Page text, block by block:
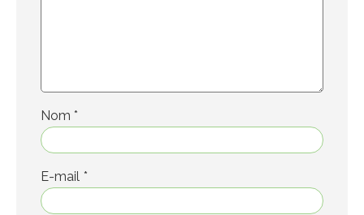
Nom*
E-mail *